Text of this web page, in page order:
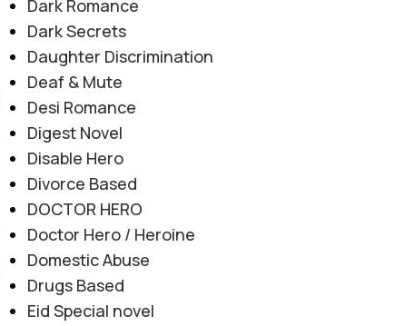
Dark Romance
Dark Secrets
Daughter Discrimination
Deaf & Mute
Desi Romance
Digest Novel
Disable Hero
Divorce Based
DOCTOR HERO
Doctor Hero / Heroine
Domestic Abuse
Drugs Based
Eid Special novel